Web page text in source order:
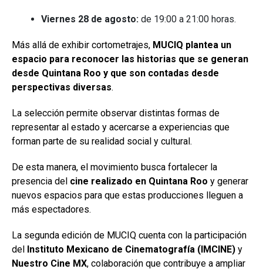
Viernes 28 de agosto: de 19:00 a 21:00 horas.
Más allá de exhibir cortometrajes, MUCIQ plantea un
espacio para reconocer las historias que se generan
desde Quintana Roo y que son contadas desde
perspectivas diversas.
La selección permite observar distintas formas de
representar al estado y acercarse a experiencias que
forman parte de su realidad social y cultural.
De esta manera, el movimiento busca fortalecer la
presencia del cine realizado en Quintana Roo y generar
nuevos espacios para que estas producciones lleguen a
más espectadores.
La segunda edición de MUCIQ cuenta con la participación
del
Instituto Mexicano de Cinematografía (IMCINE)
Nuestro Cine MX, colaboración que contribuye a ampliar